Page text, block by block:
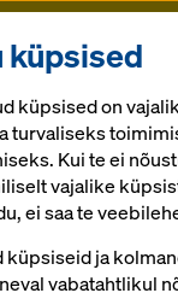
osa Umdasch Groupi
küpsised
küpsised on
turvaliseks
Kui te ei
vajalike
ei saa te
küpsiseid ja
vabatahtlikul